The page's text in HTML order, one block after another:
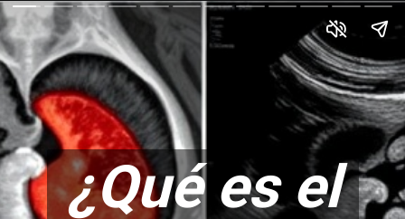
¿Qué es el